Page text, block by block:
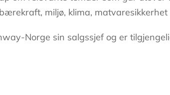
miljø, klima,
Norge sin salgssjef og er